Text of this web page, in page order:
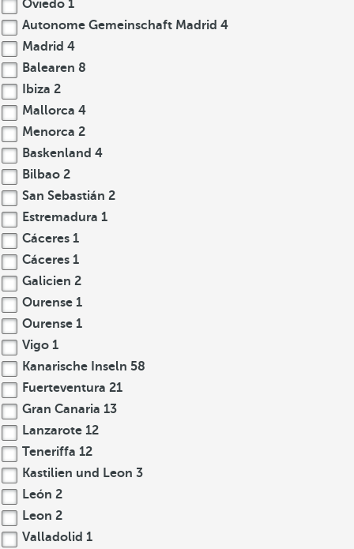
Oviedo 1
Autonome Gemeinschaft Madrid 4
Madrid 4
Balearen 8
Ibiza 2
Mallorca 4
Menorca 2
Baskenland 4
Bilbao 2
San Sebastián 2
Estremadura 1
Cáceres 1
Cáceres 1
Galicien 2
Ourense 1
Ourense 1
Vigo 1
Kanarische Inseln 58
Fuerteventura 21
Gran Canaria 13
Lanzarote 12
Teneriffa 12
Kastilien und Leon 3
León 2
Leon 2
Valladolid 1